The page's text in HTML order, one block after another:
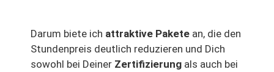
Darum biete ich attraktive Pakete an, die den
Stundenpreis deutlich reduzieren und Dich
sowohl bei Deiner Zertifizierung als auch bei